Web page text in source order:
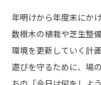
年明けから年度末にか
数樹木の植栽や芝生整
環境を更新していく計画
遊びを守るために、場